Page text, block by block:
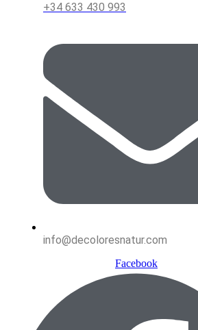
+34 633 430 993
info@decoloresnatur.com
Facebook